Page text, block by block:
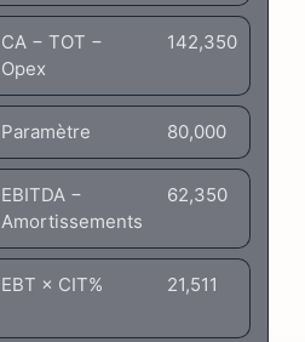
CA − TOT −
Opex
142,350
Paramètre 80,000
EBITDA −
Amortissements
62,350
EBT × CIT% 21,511